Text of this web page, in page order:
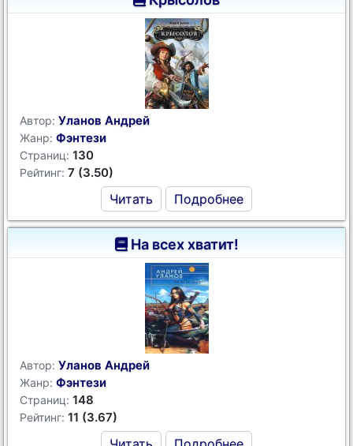
Автор: Уланов Андрей
Жанр: Фэнтези
Страниц: 130
Рейтинг: 7 (3.50)
Читать Подробнее
На всех хватит!
Автор: Уланов Андрей
Жанр: Фэнтези
Страниц: 148
Рейтинг: 11 (3.67)